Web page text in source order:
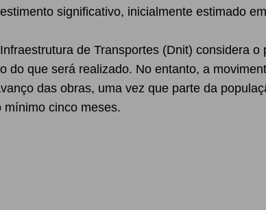
significativo, inicialmente estimado
de Transportes (Dnit) considera
do que será realizado. No entanto, a
das obras, uma vez que parte da
cinco meses.